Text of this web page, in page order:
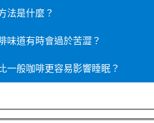
法是什麼？
味道有時會過於苦澀？
一般咖啡更容易影響睡眠？